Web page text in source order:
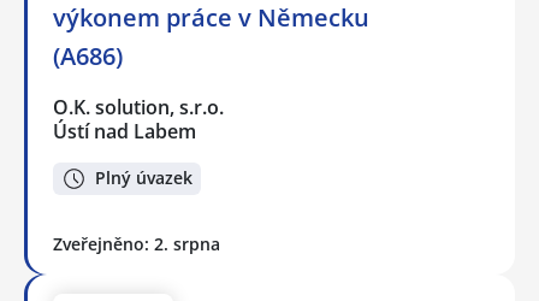
výkonem práce v Německu
(A686)
O.K. solution, s.r.o.
Ústí nad Labem
Plný úvazek
Zveřejněno: 2. srpna